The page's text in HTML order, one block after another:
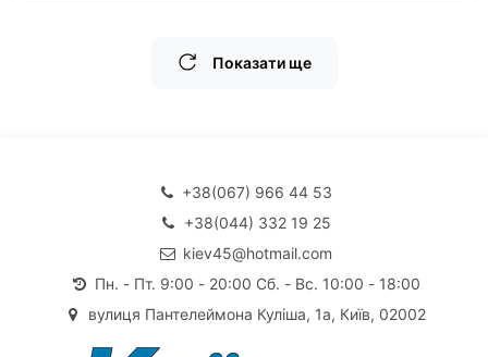
Показати ще
+38(067) 966 44 53
+38(044) 332 19 25
kiev45@hotmail.com
Пн. - Пт. 9:00 - 20:00 Сб. - Вс. 10:00 - 18:00
вулиця Пантелеймона Куліша, 1а, Київ, 02002